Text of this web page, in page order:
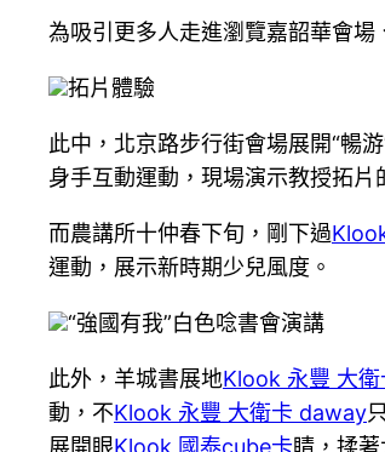
為吸引更多人走進瀏覽嘉韶華會
拓片體驗
此中，北京路步行街會場展開“暢
身手互動運動，現場演示教授拓
而農講所十仲春下旬，剛下過
運動，展示新時期少兒風度。
“強國有我”白色唸書會演講
此外，羊城書展地Klook 永豐 大
動，不Klook 永豐 大衛卡 daway
展開眼Klook 國泰cube卡睛，揉